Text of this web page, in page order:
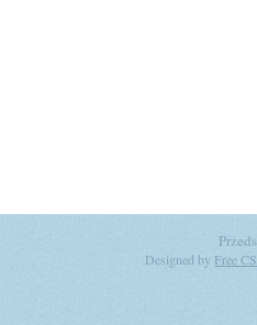
Designed by Free